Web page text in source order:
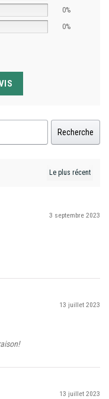
0%
0%
Recherche
3 septembre 2023
13 juillet 2023
13 juillet 2023